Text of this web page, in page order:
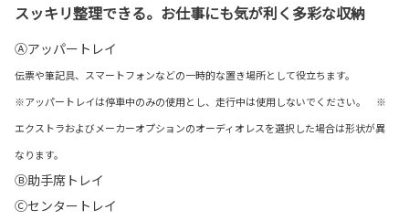
スッキリ整理できる。お仕事にも気が利く多彩な収納
Ⓐアッパートレイ
伝票や筆記具、スマートフォンなどの一時的な置き場所として役立ちます。
※アッパートレイは停車中のみの使用とし、走行中は使用しないでください。 ※
エクストラおよびメーカーオプションのオーディオレスを選択した場合は形状が異
なります。
Ⓑ助手席トレイ
Ⓒセンタートレイ